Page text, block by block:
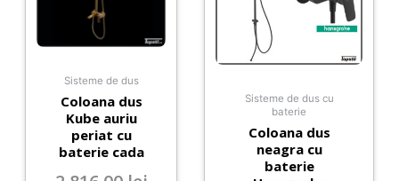
Sisteme de dus
Coloana dus
Kube auriu
periat cu
baterie cada
Sisteme de dus cu
baterie
Coloana dus
neagra cu
baterie